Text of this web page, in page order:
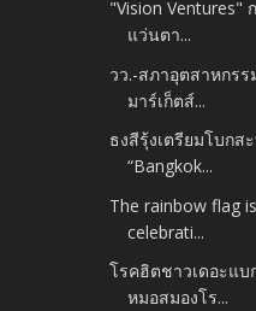
"Vision Ventures"
แว่นตา...
วว.-สภาอุตสาหกร
มาร์เก็ตส์...
ธงสีรุ้งเตรียมโบกส
“Bangkok...
The rainbow flag
celebrati...
โรคฮิตชาวเดอะแบ
หมอสมองโร...